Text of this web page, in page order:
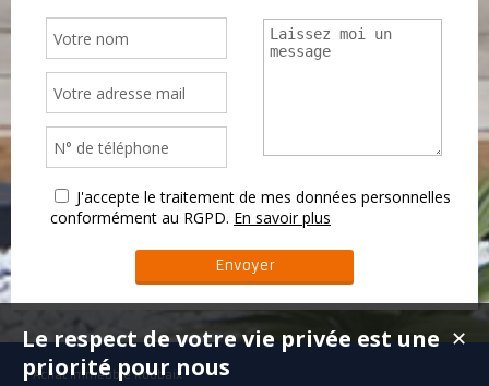
J'accepte le traitement de mes données personnelles
conformément au RGPD. En savoir plus
Achat immeuble Roubaix
✕
Le respect de votre vie privée est une
priorité pour nous